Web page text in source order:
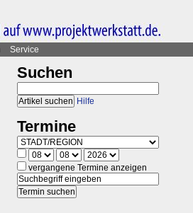
Service
Suchen
Hilfe
Termine
vergangene Termine anzeigen